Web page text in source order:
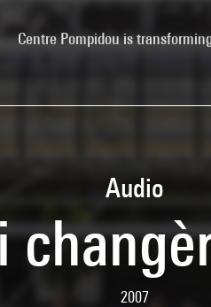
Centre Pompidou is
Audio
2007